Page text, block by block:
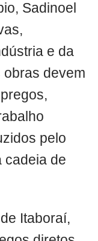
Sadinoel
e da
obras devem
pelo
cadeia de
Itaboraí,